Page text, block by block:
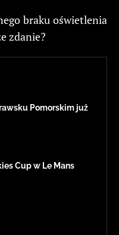
braku oświetlenia
zdanie?
Pomorskim już
Cup w Le Mans